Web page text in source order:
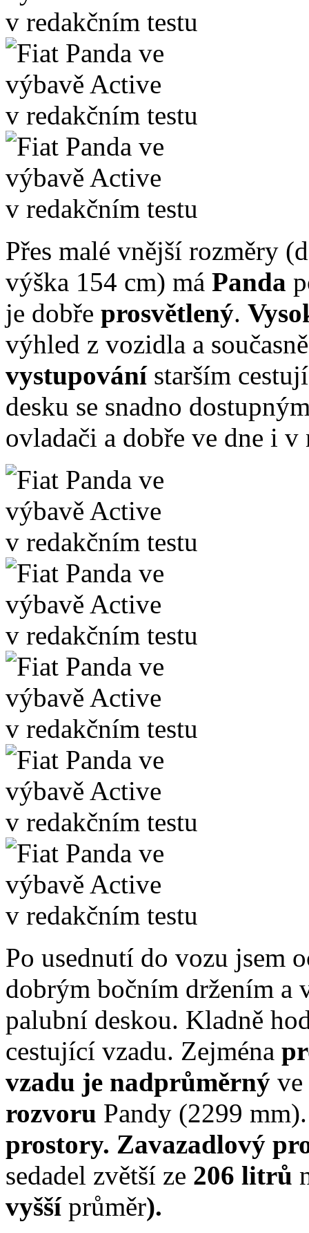
Přes malé vnější rozměry
výška 154 cm) má Panda
je dobře prosvětlený.
výhled z vozidla a
vystupování starším
desku se snadno
ovladači a dobře ve dne i
Po usednutí do vozu jsem
dobrým bočním držením a
palubní deskou. Kladně
cestující vzadu. Zejména
vzadu je nadprůměrný
rozvoru Pandy (2299
prostory. Zavazadlový
sedadel zvětší ze 206 litrů
vyšší průměr).